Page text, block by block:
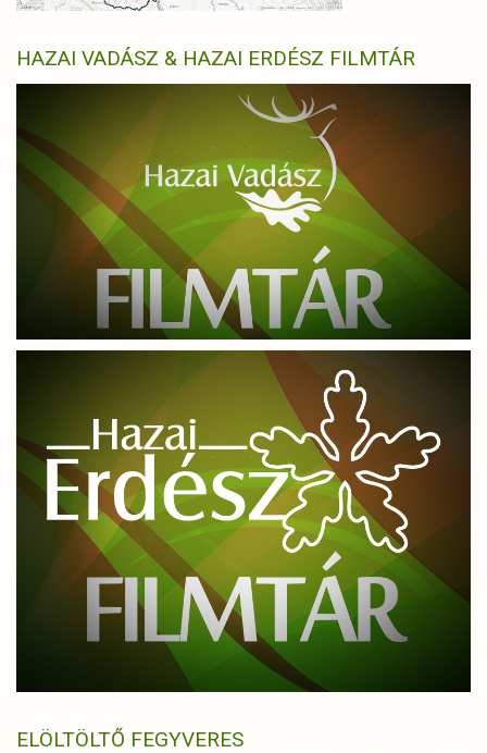
HAZAI VADÁSZ & HAZAI ERDÉSZ FILMTÁR
ELÖLTÖLTŐ FEGYVERES